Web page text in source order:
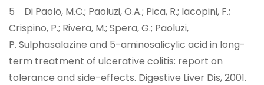
5 Di Paolo, M.C.; Paoluzi, O.A.; Pica, R.; Iacopini, F.;
Crispino, P.; Rivera, M.; Spera, G.; Paoluzi,
P. Sulphasalazine and 5-aminosalicylic acid in long-
term treatment of ulcerative colitis: report on
tolerance and side-effects. Digestive Liver Dis, 2001.